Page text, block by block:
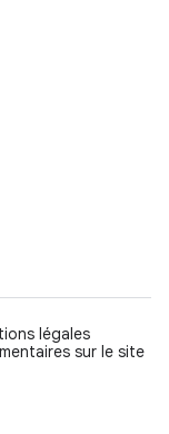
légales
sur le site